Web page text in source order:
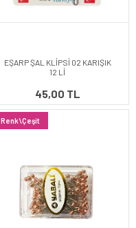
EŞARP ŞAL KLİPSİ 02 KARIŞIK
12 Lİ
45,00 TL
Renk\Çeşit